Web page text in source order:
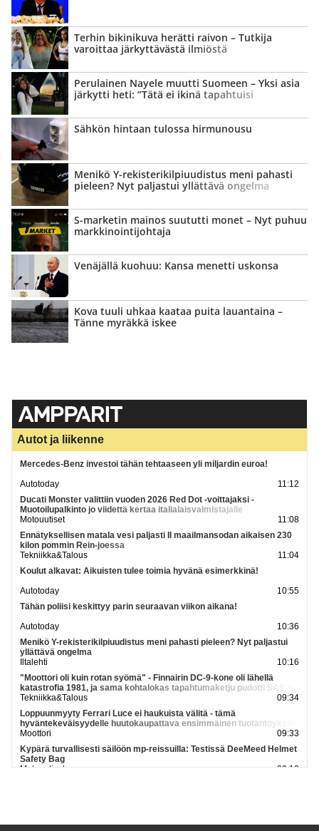
Terhin bikinikuva herätti raivon – Tutkija
varoittaa järkyttävästä ilmiöstä
Perulainen Nayele muutti Suomeen – Yksi asia
järkytti heti: ”Tätä ei ikinä tapahtuisi
Sähkön hintaan tulossa hirmunousu
Menikö Y-rekisterikilpiuudistus meni pahasti
pieleen? Nyt paljastui yllättävä ongelma
S-marketin mainos suututti monet – Nyt puhuu
markkinointi­johtaja
Venäjällä kuohuu: Kansa menetti uskonsa
Kova tuuli uhkaa kaataa puita lauantaina –
Tänne myräkkä iskee
Autot ja liikenne
Mercedes-Benz investoi tähän tehtaaseen yli miljardin euroa!
Autotoday
11:12
Ducati Monster valittiin vuoden 2026 Red Dot -voittajaksi -
Muotoilupalkinto jo viidettä kertaa italialaisvalmistajalle
Motouutiset
11:08
Ennätyksellisen matala vesi paljasti II maailmansodan aikaisen 230
kilon pommin Rein-joessa
Tekniikka&Talous
11:04
Koulut alkavat: Aikuisten tulee toimia hyvänä esimerkkinä!
Autotoday
10:55
Tähän poliisi keskittyy parin seuraavan viikon aikana!
Autotoday
10:36
Menikö Y-rekisterikilpiuudistus meni pahasti pieleen? Nyt paljastui
yllättävä ongelma
Iltalehti
10:16
"Moottori oli kuin rotan syömä" - Finnairin DC-9-kone oli lähellä
katastrofia 1981, ja sama kohtalokas tapahtumaketju pudotti SAS:n
matkustajakoneen 10 vuotta myöhemmin
Tekniikka&Talous
09:34
Loppuunmyyty Ferrari Luce ei haukuista välitä - tämä
hyväntekeväisyydelle huutokaupattava ensimmäinen tuotantoyksilö
onkin vähään aikaan ainoa tilaisuus ostaa se
Moottori
09:33
Kypärä turvallisesti säilöön mp-reissuilla: Testissä DeeMeed Helmet
Safety Bag
Motouutiset
09:10